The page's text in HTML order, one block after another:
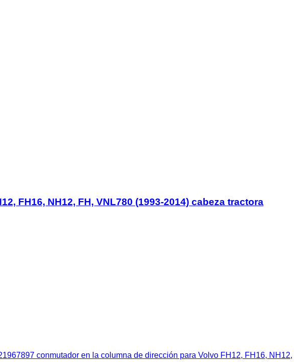
FH16, NH12, FH, VNL780 (1993-2014) cabeza tractora
conmutador en la columna de dirección para Volvo FH12, FH16, NH12,